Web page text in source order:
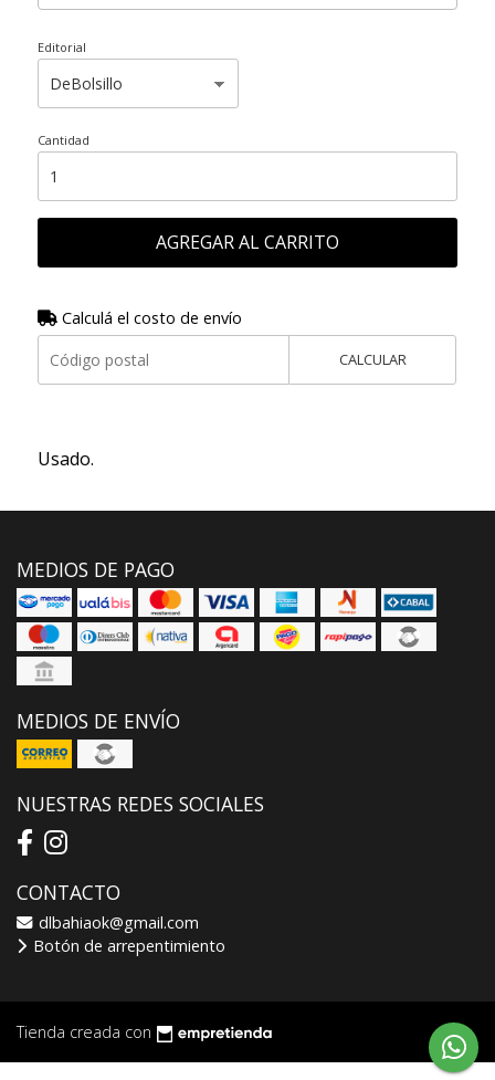
Editorial
Cantidad
AGREGAR AL CARRITO
Calculá el costo de envío
CALCULAR
Usado.
MEDIOS DE PAGO
MEDIOS DE ENVÍO
NUESTRAS REDES SOCIALES
CONTACTO
dlbahiaok@gmail.com
Botón de arrepentimiento
Tienda creada con